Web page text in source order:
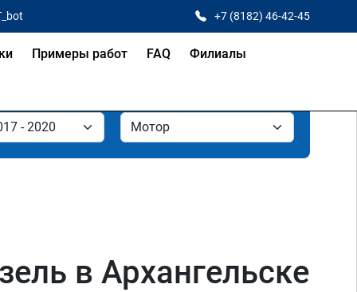
+7 (8182) 46-42-45
Примеры работ FAQ Филиалы
в Архангельске